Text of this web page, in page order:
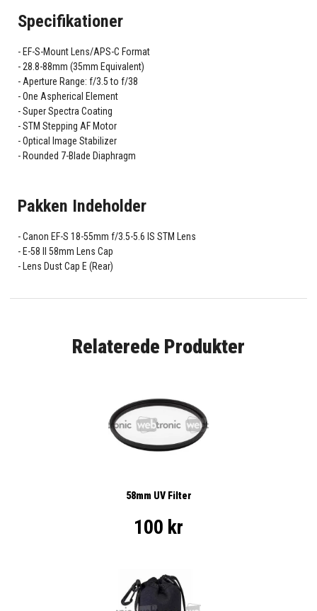
Specifikationer
EF-S-Mount Lens/APS-C Format
28.8-88mm (35mm Equivalent)
Aperture Range: f/3.5 to f/38
One Aspherical Element
Super Spectra Coating
STM Stepping AF Motor
Optical Image Stabilizer
Rounded 7-Blade Diaphragm
Pakken Indeholder
Canon EF-S 18-55mm f/3.5-5.6 IS STM Lens
E-58 II 58mm Lens Cap
Lens Dust Cap E (Rear)
Relaterede Produkter
58mm UV Filter
100 kr